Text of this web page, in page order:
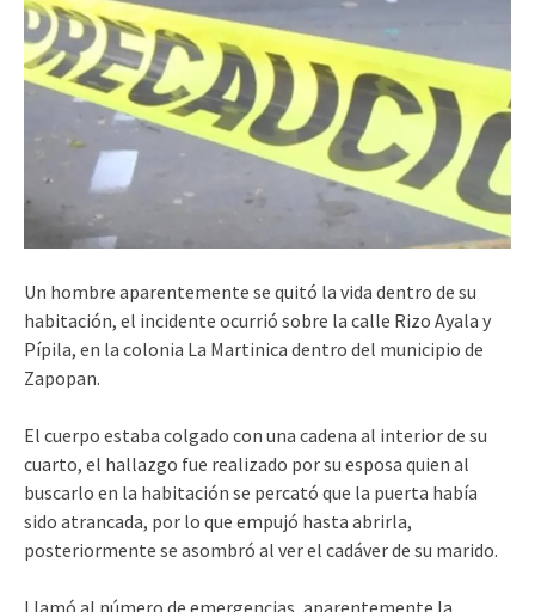
Un hombre aparentemente se quitó la vida dentro de su
habitación, el incidente ocurrió sobre la calle Rizo Ayala y
Pípila, en la colonia La Martinica dentro del municipio de
Zapopan.
El cuerpo estaba colgado con una cadena al interior de su
cuarto, el hallazgo fue realizado por su esposa quien al
buscarlo en la habitación se percató que la puerta había
sido atrancada, por lo que empujó hasta abrirla,
posteriormente se asombró al ver el cadáver de su marido.
Llamó al número de emergencias, aparentemente la